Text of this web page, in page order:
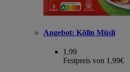
Angebot: Kölln Müsli
1.99
Festpreis von 1.99€